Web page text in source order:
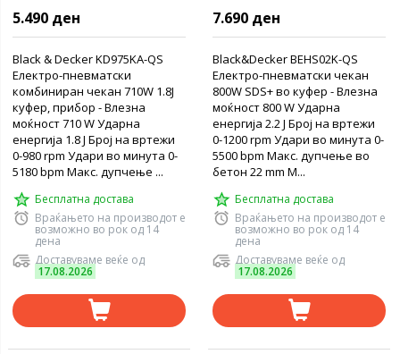
5.490 ден
Black & Decker KD975KA-QS
Електро-пневматски
комбиниран чекан 710W 1.8J
куфер, прибор - Влезна
моќност 710 W Ударна
енергија 1.8 Ј Број на вртежи
0-980 rpm Удари во минута 0-
5180 bpm Макс. дупчење ...
Бесплатна достава
Враќањето на производот е
возможно во рок од 14
дена
Доставуваме веќе од
17.08.2026
7.690 ден
Black&Decker BEHS02K-QS
Електро-пневматски чекан
800W SDS+ во куфер - Влезна
моќност 800 W Ударна
енергија 2.2 Ј Број на вртежи
0-1200 rpm Удари во минута 0-
5500 bpm Макс. дупчење во
бетон 22 mm М...
Бесплатна достава
Враќањето на производот е
возможно во рок од 14
дена
Доставуваме веќе од
17.08.2026